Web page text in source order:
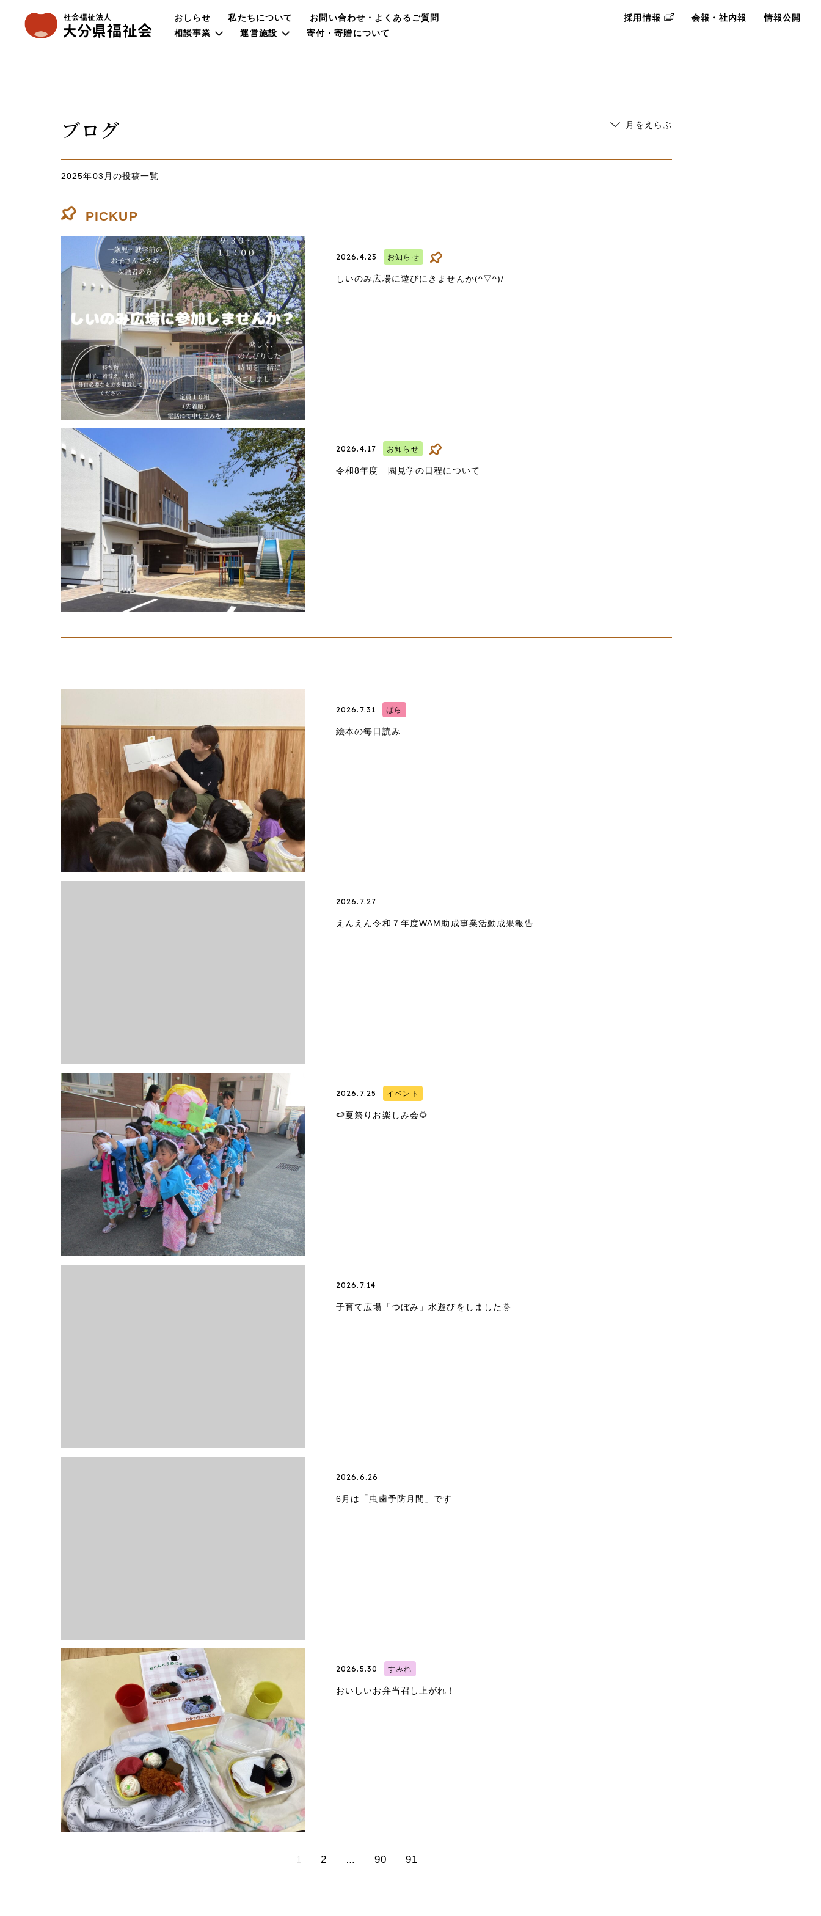
おしらせ 私たちについて
お問い合わせ・よくあるご質問
相談事業
運営施設 寄付・寄贈について
採用情報 会報・社内報 情報公開
ブログ 月をえらぶ
2025年03月の投稿一覧
PICKUP
2026.4.23 お知らせ
しいのみ広場に遊びにきませんか(^▽^)/
2026.4.17 お知らせ
令和8年度 園見学の日程について
2026.7.31 ばら
絵本の毎日読み
2026.7.27
えんえん令和７年度WAM助成事業活動成果報告
2026.7.25 イベント
🍉夏祭りお楽しみ会🌻
2026.7.14
子育て広場「つぼみ」水遊びをしました🌞
2026.6.26
6月は「虫歯予防月間」です
2026.5.30 すみれ
おいしいお弁当召し上がれ！
1 2 … 90 91